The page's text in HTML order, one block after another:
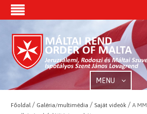
MENU
Főoldal / Galéria/multimédia / Saját videók /A